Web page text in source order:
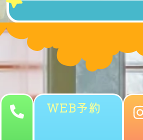
WEB予約